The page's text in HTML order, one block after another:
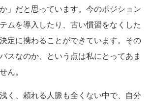
」だと思っています。今のポジション
ムを導入したり、古い慣習をなくした
定に携わることができています。その
スなのか、という点は私にとってあま
ん。
く、頼れる人脈も全くない中で、自分